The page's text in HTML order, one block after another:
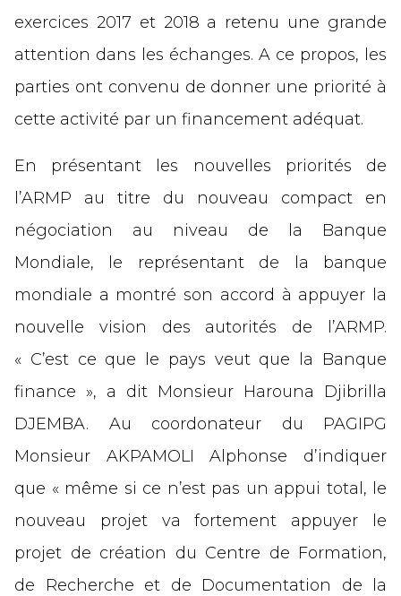
exercices 2017 et 2018 a retenu une grande
attention dans les échanges. A ce propos, les
parties ont convenu de donner une priorité à
cette activité par un financement adéquat.
En présentant les nouvelles priorités de
l’ARMP au titre du nouveau compact en
négociation au niveau de la Banque
Mondiale, le représentant de la banque
mondiale a montré son accord à appuyer la
nouvelle vision des autorités de l’ARMP.
« C’est ce que le pays veut que la Banque
finance », a dit Monsieur Harouna Djibrilla
DJEMBA. Au coordonateur du PAGIPG
Monsieur AKPAMOLI Alphonse d’indiquer
que « même si ce n’est pas un appui total, le
nouveau projet va fortement appuyer le
projet de création du Centre de Formation,
de Recherche et de Documentation de la